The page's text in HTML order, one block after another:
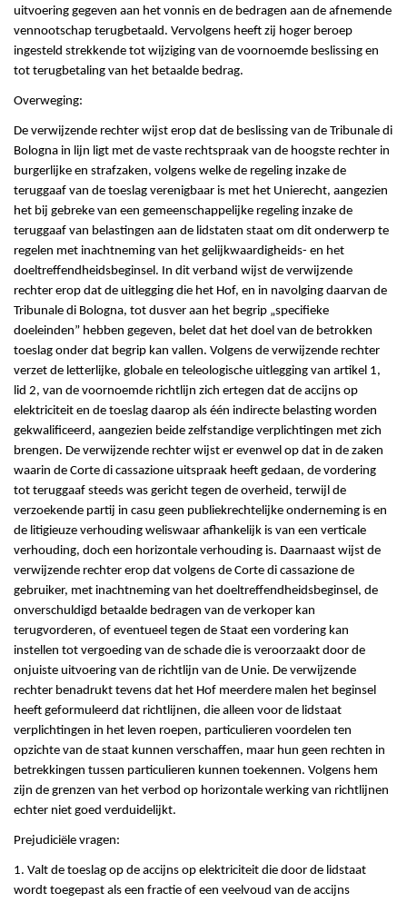
uitvoering gegeven aan het vonnis en de bedragen aan de afnemende
vennootschap terugbetaald. Vervolgens heeft zij hoger beroep
ingesteld strekkende tot wijziging van de voornoemde beslissing en
tot terugbetaling van het betaalde bedrag.
Overweging:
De verwijzende rechter wijst erop dat de beslissing van de Tribunale di
Bologna in lijn ligt met de vaste rechtspraak van de hoogste rechter in
burgerlijke en strafzaken, volgens welke de regeling inzake de
teruggaaf van de toeslag verenigbaar is met het Unierecht, aangezien
het bij gebreke van een gemeenschappelijke regeling inzake de
teruggaaf van belastingen aan de lidstaten staat om dit onderwerp te
regelen met inachtneming van het gelijkwaardigheids- en het
doeltreffendheidsbeginsel. In dit verband wijst de verwijzende
rechter erop dat de uitlegging die het Hof, en in navolging daarvan de
Tribunale di Bologna, tot dusver aan het begrip „specifieke
doeleinden” hebben gegeven, belet dat het doel van de betrokken
toeslag onder dat begrip kan vallen. Volgens de verwijzende rechter
verzet de letterlijke, globale en teleologische uitlegging van artikel 1,
lid 2, van de voornoemde richtlijn zich ertegen dat de accijns op
elektriciteit en de toeslag daarop als één indirecte belasting worden
gekwalificeerd, aangezien beide zelfstandige verplichtingen met zich
brengen. De verwijzende rechter wijst er evenwel op dat in de zaken
waarin de Corte di cassazione uitspraak heeft gedaan, de vordering
tot teruggaaf steeds was gericht tegen de overheid, terwijl de
verzoekende partij in casu geen publiekrechtelijke onderneming is en
de litigieuze verhouding weliswaar afhankelijk is van een verticale
verhouding, doch een horizontale verhouding is. Daarnaast wijst de
verwijzende rechter erop dat volgens de Corte di cassazione de
gebruiker, met inachtneming van het doeltreffendheidsbeginsel, de
onverschuldigd betaalde bedragen van de verkoper kan
terugvorderen, of eventueel tegen de Staat een vordering kan
instellen tot vergoeding van de schade die is veroorzaakt door de
onjuiste uitvoering van de richtlijn van de Unie. De verwijzende
rechter benadrukt tevens dat het Hof meerdere malen het beginsel
heeft geformuleerd dat richtlijnen, die alleen voor de lidstaat
verplichtingen in het leven roepen, particulieren voordelen ten
opzichte van de staat kunnen verschaffen, maar hun geen rechten in
betrekkingen tussen particulieren kunnen toekennen. Volgens hem
zijn de grenzen van het verbod op horizontale werking van richtlijnen
echter niet goed verduidelijkt.
Prejudiciële vragen:
1. Valt de toeslag op de accijns op elektriciteit die door de lidstaat
wordt toegepast als een fractie of een veelvoud van de accijns